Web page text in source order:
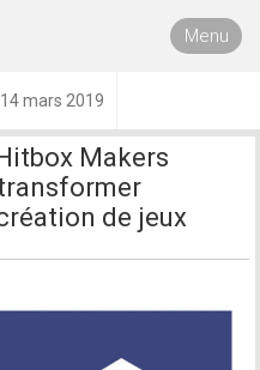
Menu
mars 2019
Makers
de jeux